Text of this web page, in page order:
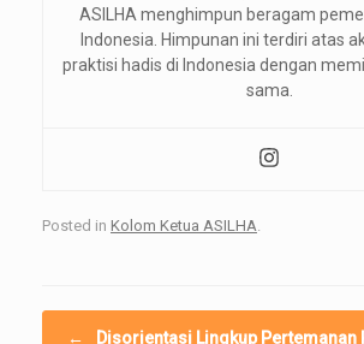
ASILHA menghimpun beragam
Indonesia. Himpunan ini terdiri atas
praktisi hadis di Indonesia dengan
sama.
Posted in Kolom Ketua ASILHA.
← Disorientasi Lingkup Pertemanan